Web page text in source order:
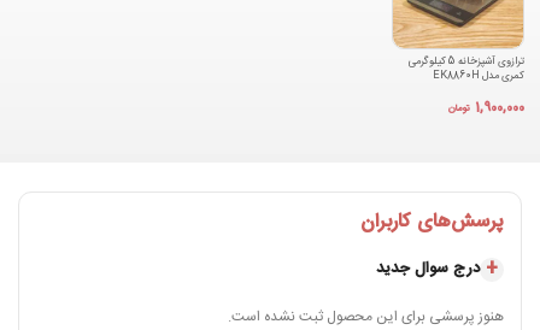
ترازوی آشپزخانه 5 کیلوگرمی
کمری مدل EK8860H
1,900,000 تومان
پرسش‌های کاربران
درج سوال جدید
هنوز پرسشی برای این محصول ثبت نشده است.